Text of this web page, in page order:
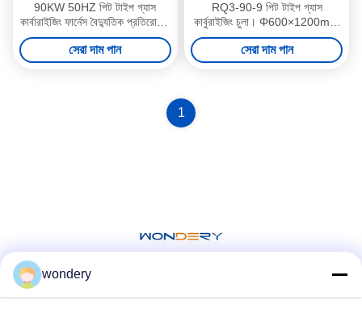
90KW 50HZ পিট টাইপ গ্যাস
কার্বারাইজিং ফার্নেস বৈদ্যুতিক প্রতিরোধের
ক্রমাগত গ্যাস কার্বারাইজিং ফার্নেস
সেরা দাম পান
RQ3-90-9 পিট টাইপ গ্যাস
কার্বুরাইজিং চুলা। Φ600×1200mm
কাজের আকার
সেরা দাম পান
1
wondery